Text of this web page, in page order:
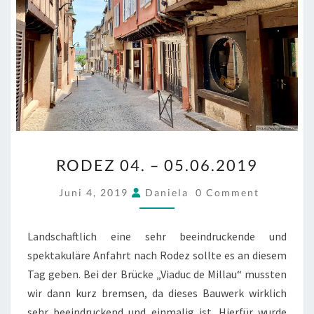
04.
–
05.06.2019
RODEZ 04. – 05.06.2019
Juni 4, 2019 Daniela COMMENTS
0 Comment
Landschaftlich eine sehr beeindruckende und
spektakuläre Anfahrt nach Rodez sollte es an diesem
Tag geben. Bei der Brücke „Viaduc de Millau“ mussten
wir dann kurz bremsen, da dieses Bauwerk wirklich